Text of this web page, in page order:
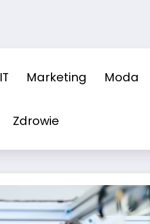
IT Marketing Moda
Zdrowie